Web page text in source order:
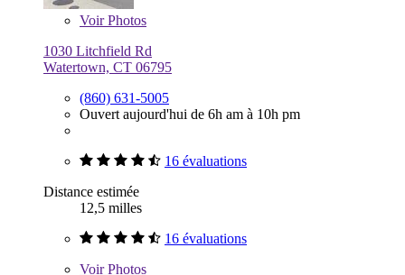
VoirPhotos
1030 Litchfield Rd
Watertown, CT 06795
(860) 631-5005
Ouvert aujourd'hui de 6h am à 10h pm
16 évaluations
Distance estimée
12,5 milles
16 évaluations
VoirPhotos